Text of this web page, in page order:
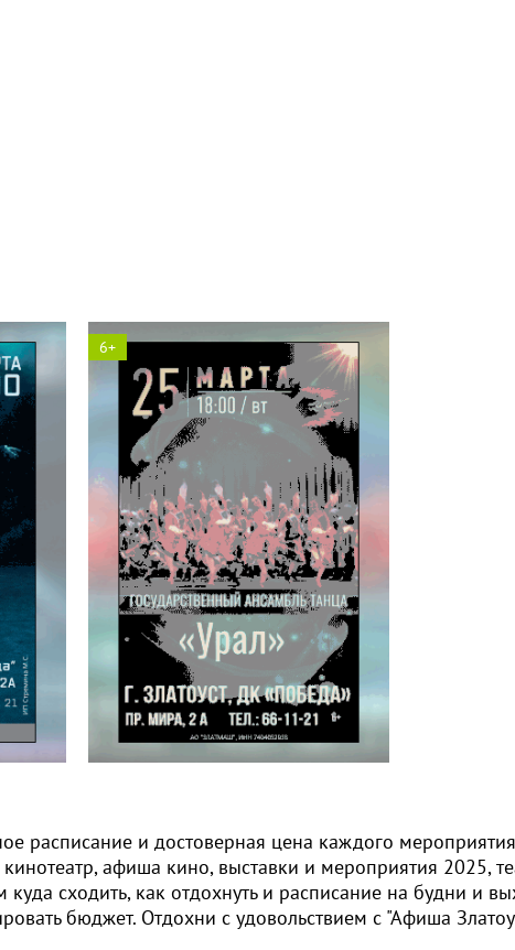
6+
расписание и достоверная цена каждого мероприятия
афиша кино, выставки и мероприятия 2025,
сходить, как отдохнуть и расписание на будни и
бюджет. Отдохни с удовольствием с "Афиша